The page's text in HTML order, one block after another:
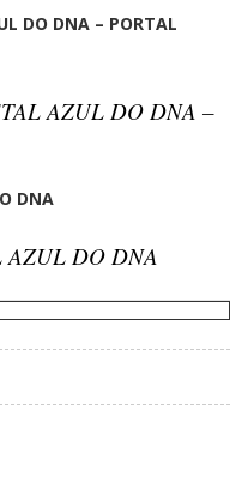
DO DNA – PORTAL
AZUL DO DNA –
DNA
DO DNA